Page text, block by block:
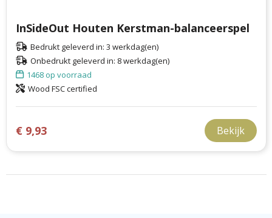
InSideOut Houten Kerstman-balanceerspel
Bedrukt geleverd in: 3 werkdag(en)
Onbedrukt geleverd in: 8 werkdag(en)
1468op voorraad
Wood FSC certified
€ 9,93 Bekijk